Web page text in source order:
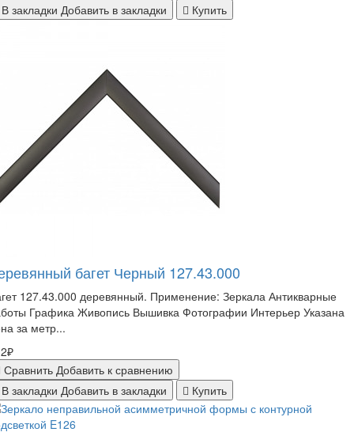
закладки Добавить в закладки Купить
багет Черный 127.43.000
127.43.000 деревянный. Применение: Зеркала Антикварные
Графика Живопись Вышивка Фотографии Интерьер Указана
за метр...
Сравнить Добавить к сравнению
закладки Добавить в закладки Купить